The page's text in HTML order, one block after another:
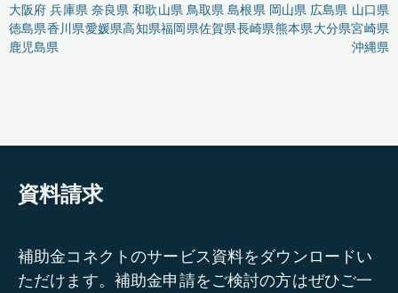
大阪府 兵庫県 奈良県 和歌山県 鳥取県 島根県 岡山県 広島県 山口県
徳島県香川県愛媛県高知県福岡県佐賀県長崎県熊本県大分県宮崎県
鹿児島県
沖縄県
資料請求
補助金コネクトのサービス資料をダウンロードい
ただけます。補助金申請をご検討の方はぜひご一